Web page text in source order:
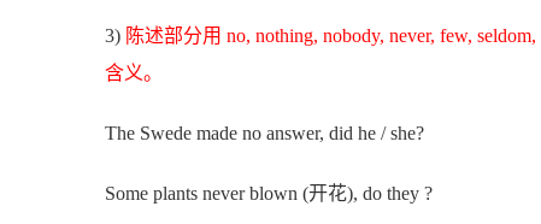
3) 陈述部分用 no, nothing, nobody, never, few,
含义。
The Swede made no answer, did he / she?
Some plants never blown (开花), do they ?